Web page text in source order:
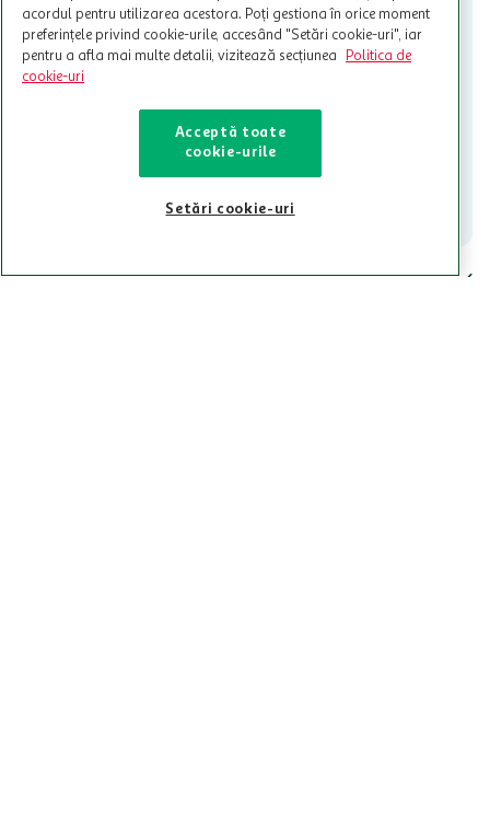
care aceste este suspendat sau in perioada in care sunt efectuate
intretineri sau reparatii tehnice la sistemul de utilizarea al Cardului.
Iti stam mereu la dispozitie.
021-9141 contact@auchan.ro
Pentru tine
acordul pentru utilizarea acestora. Poți gestiona în orice moment
preferințele privind cookie-urile, accesând "Setări cookie-uri", iar
pentru a afla mai multe detalii, vizitează secțiunea
Politica de
cookie-uri
Acceptă toate
cookie-urile
Setări cookie-uri